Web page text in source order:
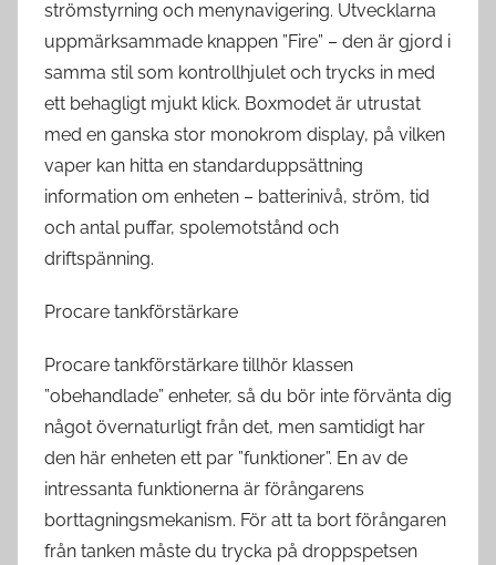
strömstyrning och menynavigering. Utvecklarna
uppmärksammade knappen ”Fire” – den är gjord i
samma stil som kontrollhjulet och trycks in med
ett behagligt mjukt klick. Boxmodet är utrustat
med en ganska stor monokrom display, på vilken
vaper kan hitta en standarduppsättning
information om enheten – batterinivå, ström, tid
och antal puffar, spolemotstånd och
driftspänning.
Procare tankförstärkare
Procare tankförstärkare tillhör klassen
”obehandlade” enheter, så du bör inte förvänta dig
något övernaturligt från det, men samtidigt har
den här enheten ett par ”funktioner”. En av de
intressanta funktionerna är förångarens
borttagningsmekanism. För att ta bort förångaren
från tanken måste du trycka på droppspetsen